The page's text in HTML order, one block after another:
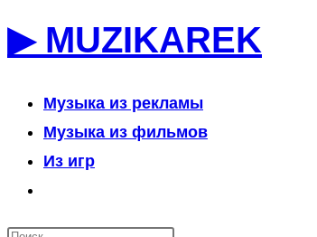
к▶ MUZIKAREK
Музыка из рекламы
Музыка из фильмов
Из игр